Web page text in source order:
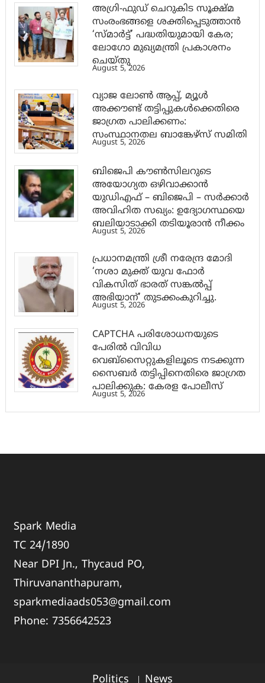
അഗ്രി-ഫുഡ് ചെറുകിട സൂക്ഷ്മ
സംരംഭങ്ങളെ ശക്തിപ്പെടുത്താന്‍
‘സ്മാര്‍ട്ട്’ പദ്ധതിയുമായി കേര;
ലോഗോ മുഖ്യമന്ത്രി പ്രകാശനം
ചെയ്തു
August 5, 2026
വ്യാജ ലോൺ ആപ്പ്, മ്യൂൾ
അക്കൗണ്ട് തട്ടിപ്പുകൾക്കെതിരെ
ജാ​ഗ്രത പാലിക്കണം:
സംസ്ഥാനതല ബാങ്കേഴ്സ് സമിതി
August 5, 2026
ബിജെപി കൗൺസിലറുടെ
അയോഗ്യത ഒഴിവാക്കാൻ
യുഡിഎഫ് – ബിജെപി – സർക്കാർ
അവിഹിത സഖ്യം: ഉദ്യോഗസ്ഥയെ
ബലിയാടാക്കി തടിയൂരാൻ നീക്കം
August 5, 2026
പ്രധാനമന്ത്രി ശ്രീ നരേന്ദ്ര മോദി
‘നശാ മുക്ത് യുവ ഫോർ
വികസിത് ഭാരത് സങ്കൽപ്പ്
അഭിയാന്’ തുടക്കംകുറിച്ചു.
August 5, 2026
CAPTCHA പരിശോധനയുടെ
പേരില്‍ വിവിധ
വെബ്സൈറ്റുകളിലൂടെ നടക്കുന്ന
സൈബര്‍ തട്ടിപ്പിനെതിരെ ജാഗ്രത
പാലിക്കുക: കേരള പോലീസ്
August 5, 2026
Spark Media
TC 24/1890
Near DPI Jn., Thycaud PO,
Thiruvananthapuram,
sparkmediaads053@gmail.com
Phone:7356642523
Politics News